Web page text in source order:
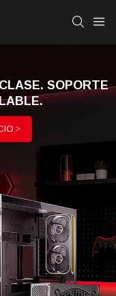
SOPORTE
>